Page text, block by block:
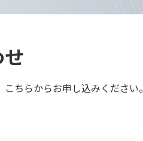
ちらからお申し込みください。